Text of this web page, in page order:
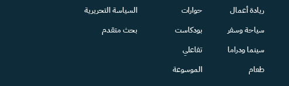
ريادة أعمال
سياحة وسفر
سينما ودراما
طعام
حوارات
بودكاست
تفاعلي
الموسوعة
السياسة التحريرية
بحث متقدم